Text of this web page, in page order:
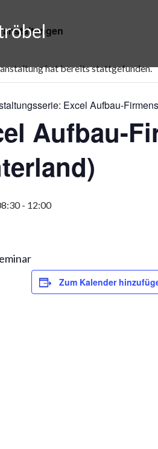
hat bereits stattgefunden.
Excel Aufbau-
Aufbau-
- 12:00
Zum Kalender